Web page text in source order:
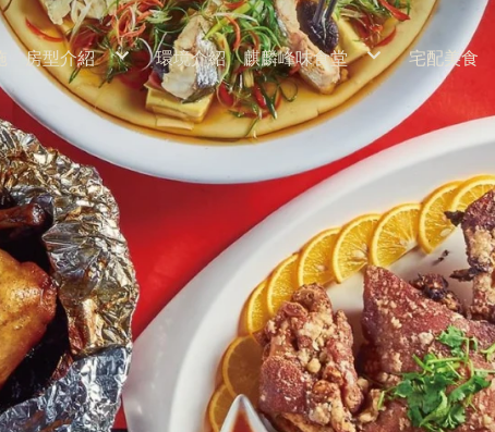
房型介紹
溫泉旅館
麗緻雙人房
雅緻雙人房
和風家庭房
雅緻3+1房
環境介紹 麒麟峰味食堂
簡餐菜單
合菜菜單
烤肉菜單
宅配美食